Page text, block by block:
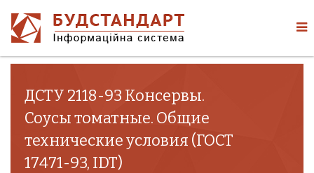
ДСТУ 2118-93 Консервы.
Соусы томатные. Общие
технические условия (ГОСТ
17471-93, IDT)